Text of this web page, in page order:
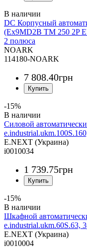
DC Корпусный
(Ex9MD2B TM 250 2P
2 полюса
NOARK
114180-NOARK
7 808.40грн
-15%
Силовой
E.NEXT (Украина)
i0010034
1 739.75грн
-15%
Шкафной
e.industrial.ukm.60S.63,
E.NEXT (Украина)
i0010004